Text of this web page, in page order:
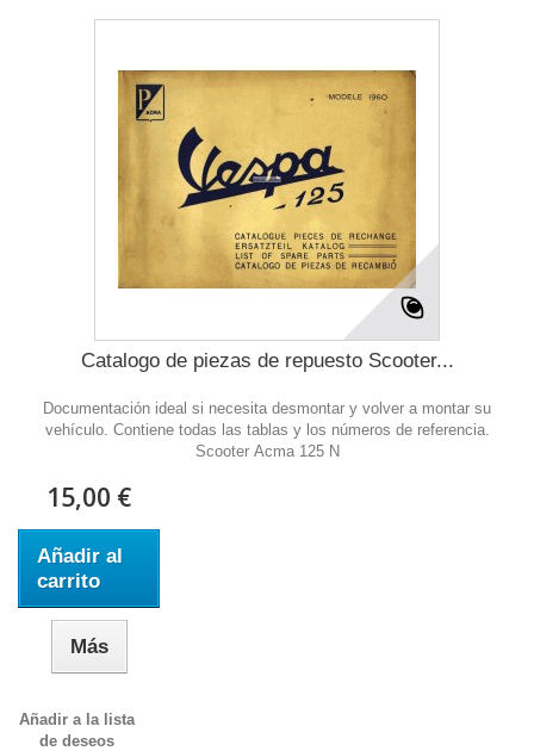
Catalogo de piezas de repuesto Scooter...
Documentación ideal si necesita desmontar y volver a montar su
vehículo. Contiene todas las tablas y los números de referencia.
Scooter Acma 125 N
15,00 €
Añadir al
carrito
Más
Añadir a la lista
de deseos